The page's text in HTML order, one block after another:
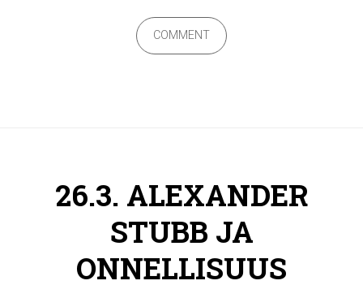
COMMENT
26.3. ALEXANDER
STUBB JA
ONNELLISUUS